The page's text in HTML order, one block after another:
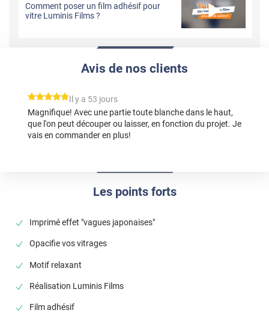
Comment poser un film adhésif pour
vitre Luminis Films ?
Les points forts
Imprimé effet "vagues japonaises"
Opacifie vos vitrages
Motif relaxant
Réalisation Luminis Films
Film adhésif
Avis de nos clients
*****
Il y a 53 jours
Magnifique! Avec une partie toute blanche dans le haut,
que l'on peut découper ou laisser, en fonction du projet. Je
vais en commander en plus!